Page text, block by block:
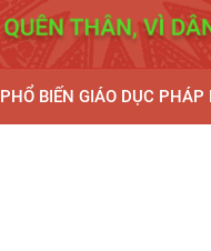
PHỔ BIẾN GIÁO DỤC PHÁP